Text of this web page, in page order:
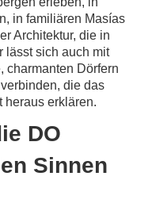
in familiären Masías
Architektur, die in
lässt sich auch mit
charmanten Dörfern
die das
heraus erklären.
DO
Sinnen